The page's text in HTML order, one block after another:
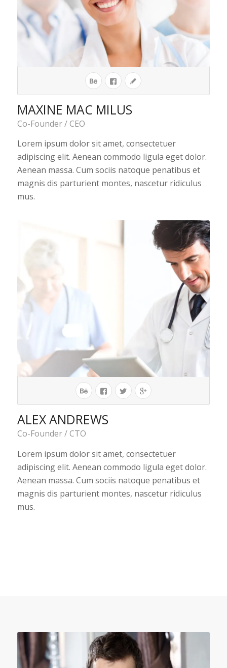
MAXINE MAC MILUS
Co-Founder / CEO
Lorem ipsum dolor sit amet, consectetuer
adipiscing elit. Aenean commodo ligula eget dolor.
Aenean massa. Cum sociis natoque penatibus et
magnis dis parturient montes, nascetur ridiculus
mus.
ALEX ANDREWS
Co-Founder / CTO
Lorem ipsum dolor sit amet, consectetuer
adipiscing elit. Aenean commodo ligula eget dolor.
Aenean massa. Cum sociis natoque penatibus et
magnis dis parturient montes, nascetur ridiculus
mus.